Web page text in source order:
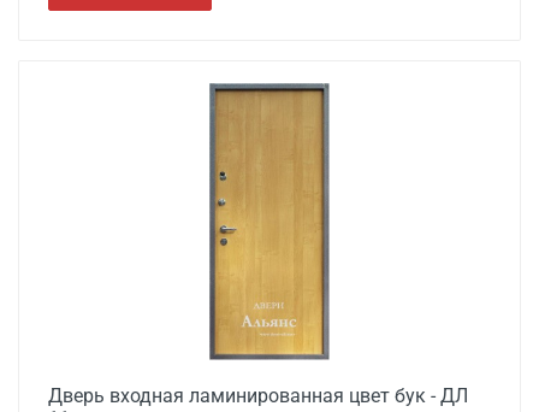
Дверь входная ламинированная цвет бук - ДЛ